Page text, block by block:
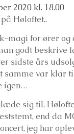
2020 kl. 18.00
Høloftet..
magi for ører og
godt beskrive
sidste års
samme var klar
igen…
sig til.
end da
jeg har